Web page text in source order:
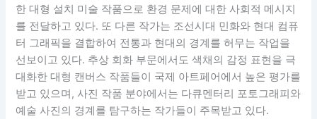
한 대형 설치 미술 작품으로 환경 문제에 대한 사회적 메시지
를 전달하고 있다. 또 다른 작가는 조선시대 민화와 현대 컴퓨
터 그래픽을 결합하여 전통과 현대의 경계를 허무는 작업을
선보이고 있다. 추상 회화 부문에서도 색채의 감정 표현을 극
대화한 대형 캔버스 작품들이 국제 아트페어에서 높은 평가를
받고 있으며, 사진 작품 분야에서는 다큐멘터리 포토그래피와
예술 사진의 경계를 탐구하는 작가들이 주목받고 있다.